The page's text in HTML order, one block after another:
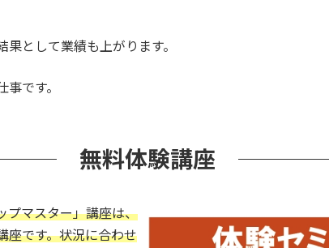
として業績も上がります。
です。
無料体験講座
プマスター」講座は、
座です。状況に合わせ